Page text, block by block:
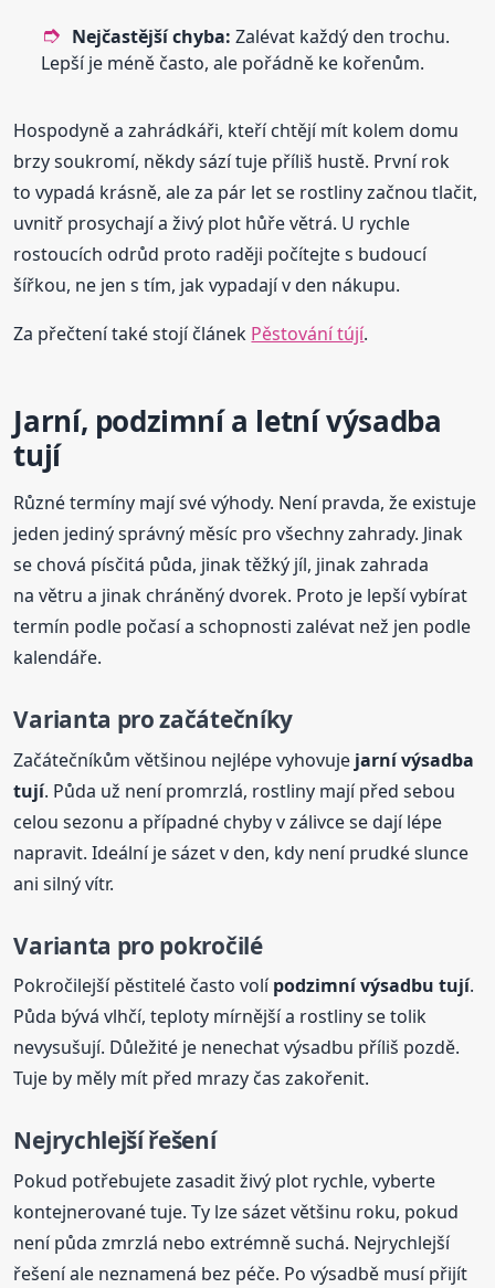
Nejčastější chyba: Zalévat každý den trochu.
Lepší je méně často, ale pořádně ke kořenům.
Hospodyně a zahrádkáři, kteří chtějí mít kolem domu
brzy soukromí, někdy sází tuje příliš hustě. První rok
to vypadá krásně, ale za pár let se rostliny začnou tlačit,
uvnitř prosychají a živý plot hůře větrá. U rychle
rostoucích odrůd proto raději počítejte s budoucí
šířkou, ne jen s tím, jak vypadají v den nákupu.
Za přečtení také stojí článek Pěstování tújí.
Jarní, podzimní a letní výsadba
tují
Různé termíny mají své výhody. Není pravda, že existuje
jeden jediný správný měsíc pro všechny zahrady. Jinak
se chová písčitá půda, jinak těžký jíl, jinak zahrada
na větru a jinak chráněný dvorek. Proto je lepší vybírat
termín podle počasí a schopnosti zalévat než jen podle
kalendáře.
Varianta pro začátečníky
Začátečníkům většinou nejlépe vyhovuje jarní výsadba
tují. Půda už není promrzlá, rostliny mají před sebou
celou sezonu a případné chyby v zálivce se dají lépe
napravit. Ideální je sázet v den, kdy není prudké slunce
ani silný vítr.
Varianta pro pokročilé
Pokročilejší pěstitelé často volípodzimní výsadbu tují.
Půda bývá vlhčí, teploty mírnější a rostliny se tolik
nevysušují. Důležité je nenechat výsadbu příliš pozdě.
Tuje by měly mít před mrazy čas zakořenit.
Nejrychlejší řešení
Pokud potřebujete zasadit živý plot rychle, vyberte
kontejnerované tuje. Ty lze sázet většinu roku, pokud
není půda zmrzlá nebo extrémně suchá. Nejrychlejší
řešení ale neznamená bez péče. Po výsadbě musí přijít